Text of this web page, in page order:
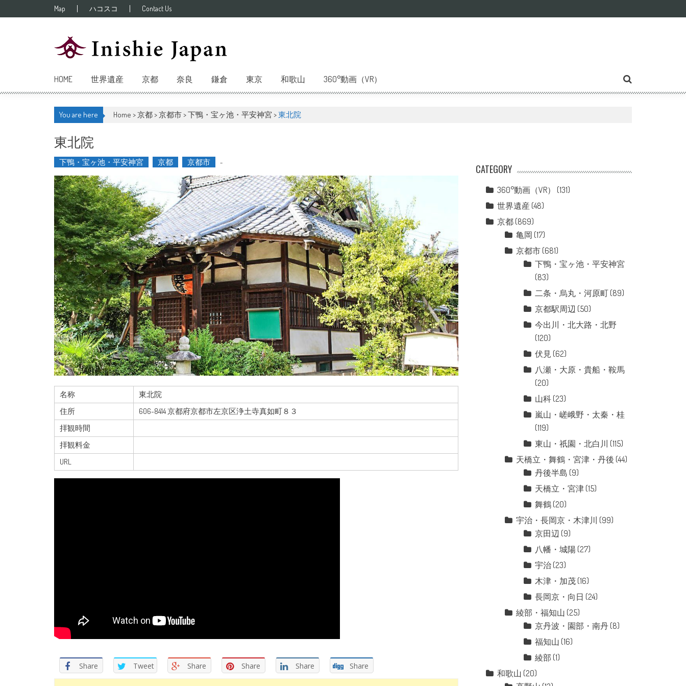
Map ハコスコ Contact Us
HOME 世界遺産 京都 奈良 鎌倉 東京 和歌山 360°動画（VR）
You are here Home >京都>京都市>下鴨・宝ヶ池・平安神宮 >東北院
東北院
下鴨・宝ヶ池・平安神宮 京都 京都市 -
名称
東北院
住所
606-8414 京都府京都市左京区浄土寺真如町８３
拝観時間
拝観料金
URL
Share Tweet Share Share Share Share
CATEGORY
360°動画（VR）
(131)
世界遺産 (48)
京都 (869)
亀岡 (17)
京都市 (681)
下鴨・宝ヶ池・平安神宮
(83)
二条・烏丸・河原町 (89)
京都駅周辺 (50)
今出川・北大路・北野
(120)
伏見 (62)
八瀬・大原・貴船・鞍馬
(20)
山科 (23)
嵐山・嵯峨野・太秦・桂
(119)
東山・祇園・北白川 (115)
天橋立・舞鶴・宮津・丹後 (44)
丹後半島 (9)
天橋立・宮津 (15)
舞鶴 (20)
宇治・長岡京・木津川 (99)
京田辺 (9)
八幡・城陽 (27)
宇治 (23)
木津・加茂 (16)
長岡京・向日 (24)
綾部・福知山 (25)
京丹波・園部・南丹 (8)
福知山 (16)
綾部 (1)
和歌山 (20)